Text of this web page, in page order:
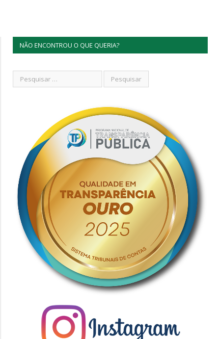
NÃO ENCONTROU O QUE QUERIA?